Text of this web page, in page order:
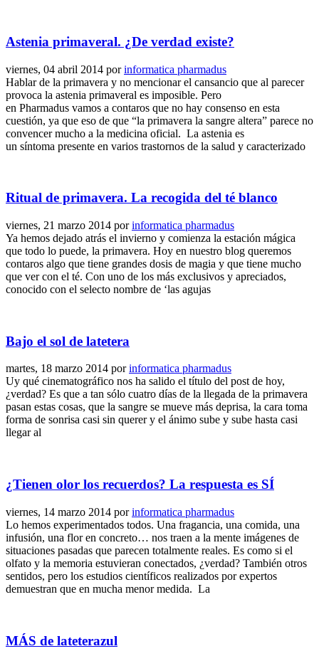
Astenia primaveral. ¿De verdad existe?
viernes, 04 abril 2014 porinformatica pharmadus
Hablar de la primavera y no mencionar el cansancio que al parecer
provoca la astenia primaveral es imposible. Pero
en Pharmadus vamos a contaros que no hay consenso en esta
cuestión, ya que eso de que “la primavera la sangre altera” parece no
convencer mucho a la medicina oficial. La astenia es
un síntoma presente en varios trastornos de la salud y caracterizado
Ritual de primavera. La recogida del té blanco
viernes, 21 marzo 2014 porinformatica pharmadus
Ya hemos dejado atrás el invierno y comienza la estación mágica
que todo lo puede, la primavera. Hoy en nuestro blog queremos
contaros algo que tiene grandes dosis de magia y que tiene mucho
que ver con el té. Con uno de los más exclusivos y apreciados,
conocido con el selecto nombre de ‘las agujas
Bajo el sol de latetera
martes, 18 marzo 2014 porinformatica pharmadus
Uy qué cinematográfico nos ha salido el título del post de hoy,
¿verdad? Es que a tan sólo cuatro días de la llegada de la primavera
pasan estas cosas, que la sangre se mueve más deprisa, la cara toma
forma de sonrisa casi sin querer y el ánimo sube y sube hasta casi
llegar al
¿Tienen olor los recuerdos? La respuesta es SÍ
viernes, 14 marzo 2014 porinformatica pharmadus
Lo hemos experimentados todos. Una fragancia, una comida, una
infusión, una flor en concreto… nos traen a la mente imágenes de
situaciones pasadas que parecen totalmente reales. Es como si el
olfato y la memoria estuvieran conectados, ¿verdad? También otros
sentidos, pero los estudios científicos realizados por expertos
demuestran que en mucha menor medida. La
MÁS de lateterazul